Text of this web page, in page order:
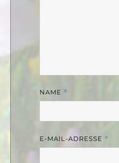
NAME *
E-MAIL-ADRESSE *